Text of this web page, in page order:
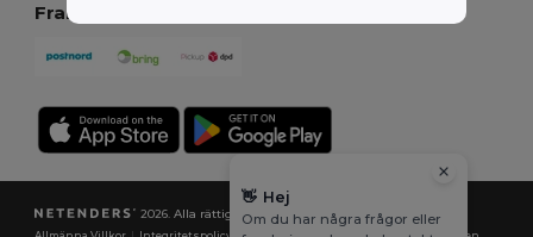
Fraktmetoder
2026. Alla rättigheter förbehållna
👋 Hej
Om du har några frågor eller